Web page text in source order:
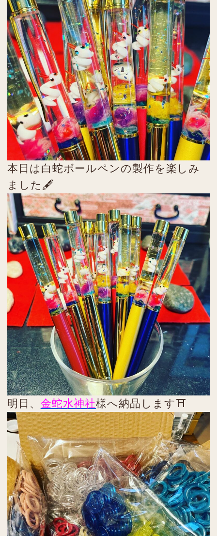
本日は白蛇ボールペンの製作を楽しみ
ました🖋
明日、 金蛇水神社様へ納品します⛩